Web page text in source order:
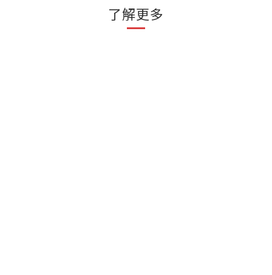
了解更多